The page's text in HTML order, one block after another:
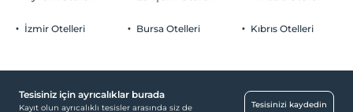
İzmir Otelleri Bursa Otelleri Kıbrıs Otelleri
Tesisiniz için ayrıcalıklar burada
Kayıt olun ayrıcalıklı tesisler arasında siz de
Tesisinizi kaydedin